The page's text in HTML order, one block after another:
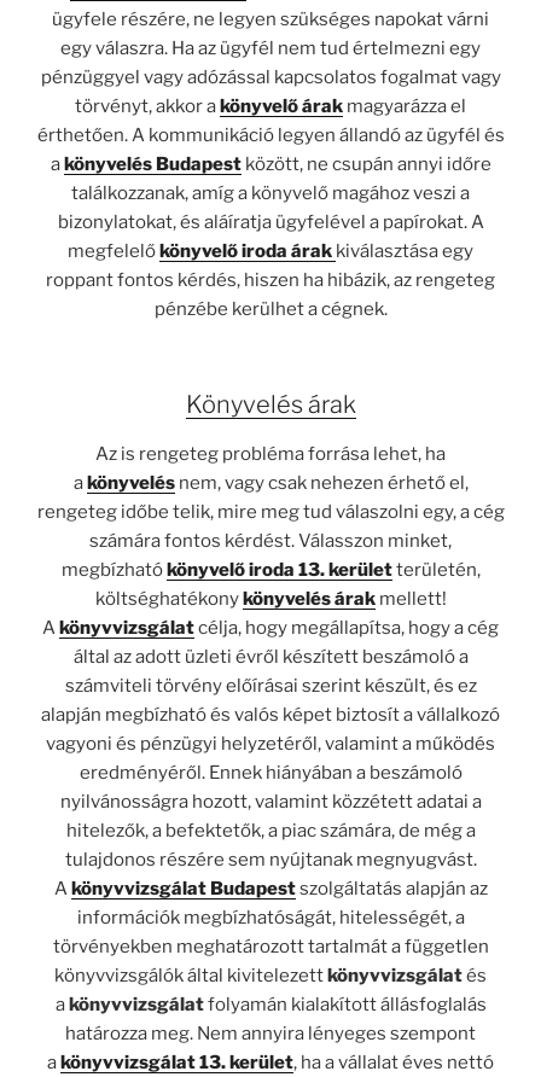
ügyfele részére, ne legyen szükséges napokat várni
egy válaszra. Ha az ügyfél nem tud értelmezni egy
pénzüggyel vagy adózással kapcsolatos fogalmat vagy
törvényt, akkor a könyvelő árak magyarázza el
érthetően. A kommunikáció legyen állandó az ügyfél és
a könyvelés Budapestközött, ne csupán annyi időre
találkozzanak, amíg a könyvelő magához veszi a
bizonylatokat, és aláíratja ügyfelével a papírokat. A
megfelelő könyvelő iroda árak kiválasztása egy
roppant fontos kérdés, hiszen ha hibázik, az rengeteg
pénzébe kerülhet a cégnek.
Könyvelés árak
Az is rengeteg probléma forrása lehet, ha
akönyvelésnem, vagy csak nehezen érhető el,
rengeteg időbe telik, mire meg tud válaszolni egy, a cég
számára fontos kérdést. Válasszon minket,
megbízhatókönyvelő iroda 13. kerületterületén,
költséghatékonykönyvelés árakmellett!
Akönyvvizsgálatcélja, hogy megállapítsa, hogy a cég
által az adott üzleti évről készített beszámoló a
számviteli törvény előírásai szerint készült, és ez
alapján megbízható és valós képet biztosít a vállalkozó
vagyoni és pénzügyi helyzetéről, valamint a működés
eredményéről. Ennek hiányában a beszámoló
nyilvánosságra hozott, valamint közzétett adatai a
hitelezők, a befektetők, a piac számára, de még a
tulajdonos részére sem nyújtanak megnyugvást.
Akönyvvizsgálat Budapestszolgáltatás alapján az
információk megbízhatóságát, hitelességét, a
törvényekben meghatározott tartalmát a független
könyvvizsgálók által kivitelezettkönyvvizsgálatés
akönyvvizsgálatfolyamán kialakított állásfoglalás
határozza meg. Nem annyira lényeges szempont
akönyvvizsgálat 13. kerület, ha a vállalat éves nettó